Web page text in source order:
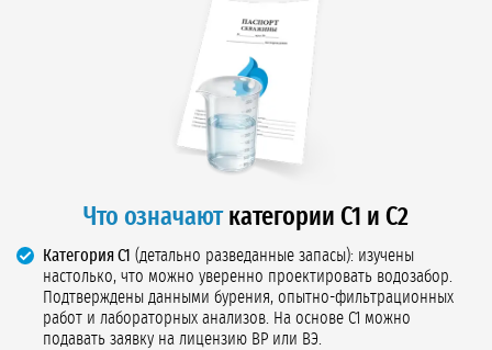
Что означаюткатегории С1 и С2
Категория С1 (детально разведанные запасы): изучены
настолько, что можно уверенно проектировать водозабор.
Подтверждены данными бурения, опытно-фильтрационных
работ и лабораторных анализов. На основе С1 можно
подавать заявку на лицензию ВР или ВЭ.